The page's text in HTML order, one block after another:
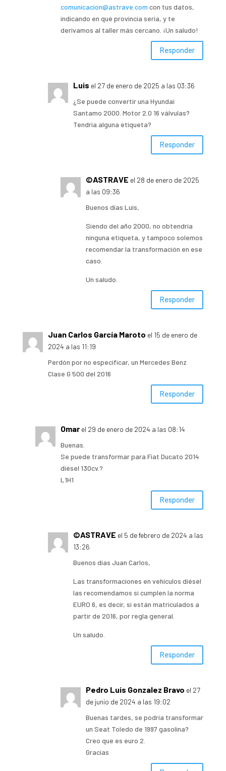
comunicacion@astrave.com con tus datos,
indicando en qué provincia sería, y te
derivamos al taller más cercano. ¡Un saludo!
Responder
Luis el 27 de enero de 2025 a las 03:36
¿Se puede convertir una Hyundai
Santamo 2000. Motor 2.0 16 válvulas?
Tendría alguna etiqueta?
Responder
©ASTRAVE el 28 de enero de 2025
a las 09:36
Buenos días Luis,
Siendo del año 2000, no obtendría
ninguna etiqueta, y tampoco solemos
recomendar la transformación en ese
caso.
Un saludo.
Responder
Juan Carlos García Maroto el 15 de enero de
2024 a las 11:19
Perdón por no especificar, un Mercedes Benz
Clase G 500 del 2016
Responder
Omar el 29 de enero de 2024 a las 08:14
Buenas.
Se puede transformar para Fiat Ducato 2014
diésel 130cv.?
L1H1
Responder
©ASTRAVE el 5 de febrero de 2024 a las
13:26
Buenos días Juan Carlos,
Las transformaciones en vehículos diésel
las recomendamos si cumplen la norma
EURO 6, es decir, si están matriculados a
partir de 2016, por regla general.
Un saludo.
Responder
Pedro Luis Gonzalez Bravo el 27
de junio de 2024 a las 19:02
Buenas tardes, se podría transformar
un Seat Toledo de 1997 gasolina?
Creo que es euro 2.
Gracias